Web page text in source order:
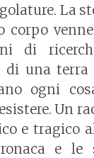
La
corpo
di
di una terra
ogni
Un
e tragico
e le